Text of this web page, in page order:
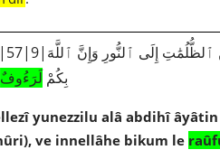
5082|57|9|هُوَ ٱلَّذِى يُنَزِّلُ عَلَىٰ عَبْدِهِۦٓ ءَايَٰتٍۭ
بِكُمْ لَرَءُوفٌ
yunezzilu alâ abdihî
ve innellâhe bikum le